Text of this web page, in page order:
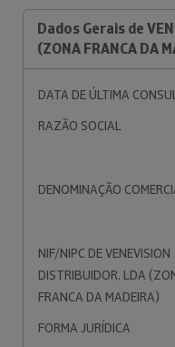
Dados Gerais de
(ZONA FRANCA DA
DATA DE ÚLTIMA
RAZÃO SOCIAL
DENOMINAÇÃO
NIF/NIPC DE VENEVISION
DISTRIBUIDOR, LDA
FRANCA DA MADEIRA)
FORMA JURÍDICA